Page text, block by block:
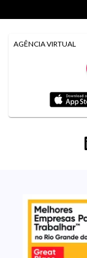
AGÊNCIA VIRTUAL